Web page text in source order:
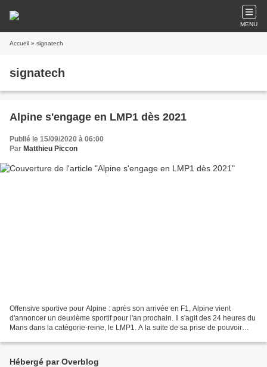
MENU
Accueil » signatech
signatech
Alpine s'engage en LMP1 dès 2021
Publié le 15/09/2020 à 06:00
Par Matthieu Piccon
Offensive sportive pour Alpine : après son arrivée en F1, Alpine vient
d'annoncer un deuxième sportif pour l'an prochain. Il s'agit des 24 heures du
Mans dans la catégorie-reine, le LMP1. A la suite de sa prise de pouvoir
Hébergé par Overblog